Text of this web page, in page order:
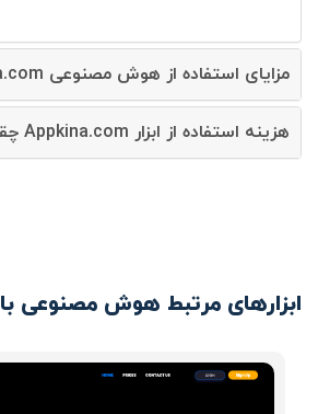
مزایای استفاده از هوش مصنوعی Appkina.com چیست؟
هزینه استفاده از ابزار Appkina.com چقدر است؟
ابزارهای مرتبط هوش مصنوعی با Appkina.com